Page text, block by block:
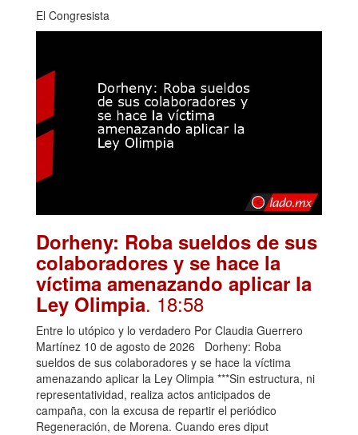
El Congresista
Dorheny: Roba sueldos de sus
colaboradores y se hace la
víctima amenazando aplicar la
Ley Olimpia. 18:58
Entre lo utópico y lo verdadero Por Claudia Guerrero
Martínez 10 de agosto de 2026 Dorheny: Roba
sueldos de sus colaboradores y se hace la víctima
amenazando aplicar la Ley Olimpia ***Sin estructura, ni
representatividad, realiza actos anticipados de
campaña, con la excusa de repartir el periódico
Regeneración, de Morena. Cuando eres diput